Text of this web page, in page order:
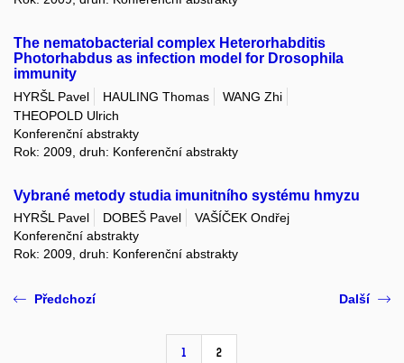
The nematobacterial complex Heterorhabditis
Photorhabdus as infection model for Drosophila
immunity
HYRŠL Pavel HAULING Thomas
WANG Zhi
THEOPOLD Ulrich
Konferenční abstrakty
Rok: 2009, druh: Konferenční abstrakty
Vybrané metody studia imunitního systému hmyzu
HYRŠL Pavel DOBEŠ Pavel
VAŠÍČEK Ondřej
Konferenční abstrakty
Rok: 2009, druh: Konferenční abstrakty
Předchozí
1 2
Další